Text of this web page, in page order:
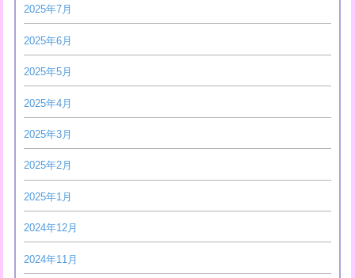
2025年7月
2025年6月
2025年5月
2025年4月
2025年3月
2025年2月
2025年1月
2024年12月
2024年11月